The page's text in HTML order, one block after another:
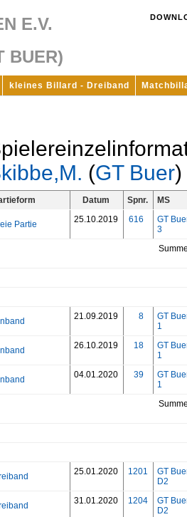
E.V.
BUER)
kleines Billard - Dreiband
(GT Buer)
Datum Spnr. MS
Partie 25.10.2019 616
GT
3
21.09.2019 8
GT
1
26.10.2019 18
GT
1
04.01.2020 39
GT
1
25.01.2020 1201
GT
D2
31.01.2020 1204
GT
D2